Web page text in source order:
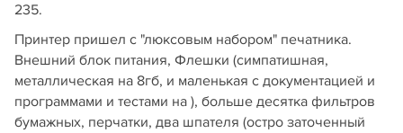
235.
Принтер пришел с "люксовым набором" печатника.
Внешний блок питания, Флешки (симпатишная,
металлическая на 8гб, и маленькая с документацией и
программами и тестами на ), больше десятка фильтров
бумажных, перчатки, два шпателя (остро заточенный